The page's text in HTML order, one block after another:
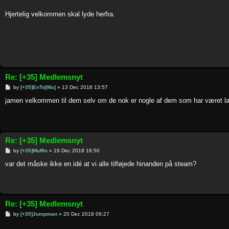
Hjertelig velkommen skal lyde herfra.
Re: [+35] Medlemsnyt
P
s
by [+35]EnTo[Wa]» 13 Dec 2018 13:57
jamen velkommen til dem selv om de nok er nogle af dem som har været
Re: [+35] Medlemsnyt
P
s
by [+35]Muffin» 19 Dec 2018 16:50
var det måske ikke en idé at vi alle tilføjede hinanden på steam?
Re: [+35] Medlemsnyt
Pby [+35]Jumpman» 20 Dec 2018 09:27